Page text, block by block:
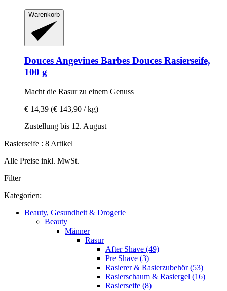
Warenkorb
Douces Angevines Barbes Douces Rasierseife,
100 g
Macht die Rasur zu einem Genuss
€ 14,39 (€ 143,90 / kg)
Zustellung bis 12. August
Rasierseife : 8 Artikel
Alle Preise inkl. MwSt.
Filter
Kategorien:
Beauty, Gesundheit & Drogerie
Beauty
Männer
Rasur
After Shave (49)
Pre Shave (3)
Rasierer & Rasierzubehör (53)
Rasierschaum & Rasiergel (16)
Rasierseife (8)